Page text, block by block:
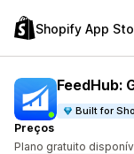
Shopify App
FeedHub:
Built for
Preços
Plano gratuito